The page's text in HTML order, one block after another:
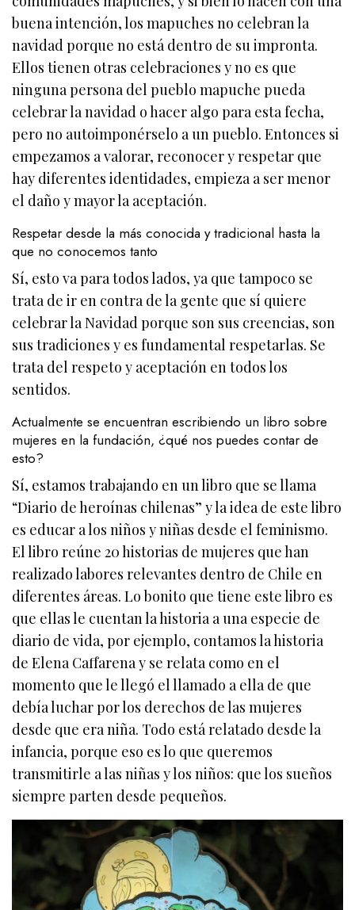
buena intención, los mapuches no celebran la
navidad porque no está dentro de su impronta.
Ellos tienen otras celebraciones y no es que
ninguna persona del pueblo mapuche pueda
celebrar la navidad o hacer algo para esta fecha,
pero no autoimponérselo a un pueblo. Entonces si
empezamos a valorar, reconocer y respetar que
hay diferentes identidades, empieza a ser menor
el daño y mayor la aceptación.
Respetar desde la más conocida y tradicional hasta la
que no conocemos tanto
Sí, esto va para todos lados, ya que tampoco se
trata de ir en contra de la gente que sí quiere
celebrar la Navidad porque son sus creencias, son
sus tradiciones y es fundamental respetarlas. Se
trata del respeto y aceptación en todos los
sentidos.
Actualmente se encuentran escribiendo un libro sobre
mujeres en la fundación, ¿qué nos puedes contar de
esto?
Sí, estamos trabajando en un libro que se llama
“Diario de heroínas chilenas” y la idea de este libro
es educar a los niños y niñas desde el feminismo.
El libro reúne 20 historias de mujeres que han
realizado labores relevantes dentro de Chile en
diferentes áreas. Lo bonito que tiene este libro es
que ellas le cuentan la historia a una especie de
diario de vida, por ejemplo, contamos la historia
de Elena Caffarena y se relata como en el
momento que le llegó el llamado a ella de que
debía luchar por los derechos de las mujeres
desde que era niña. Todo está relatado desde la
infancia, porque eso es lo que queremos
transmitirle a las niñas y los niños: que los sueños
siempre parten desde pequeños.